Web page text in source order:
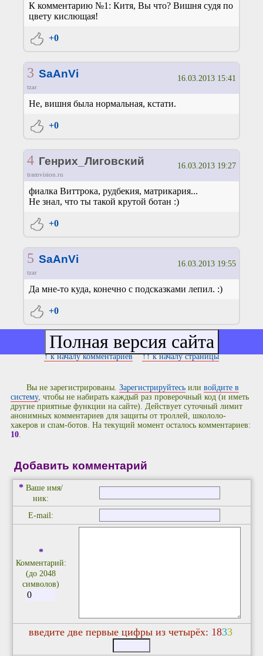
К комментарию №1: Китя, Вы что? Вишня судя по
цвету кислющая!
+0
3 SaAnVi
tzar
16.03.2013 15:41
Не, вишня была нормальная, кстати.
+0
4 Генрих_Лиговский
tramvision.ru
16.03.2013 19:27
фиалка Виттрока, рудбекия, матрикария...
Не знал, что ты такой крутой ботан :)
+0
5 SaAnVi
tzar
16.03.2013 19:55
Да мне-то куда, конечно с подсказками лепил. :)
+0
↑ к началу комментариев ↑↑ к началу страницы
Вы не зарегистрированы.Зарегистрируйтесь иливойдите в
систему, чтобы не набирать каждый раз проверочный код (и иметь
другие приятные функции на сайте). Действует суточный лимит
анонимных комментариев для защиты от троллей, школоло-
хакеров и спам-ботов. На текущий момент осталось комментариев:
10
Добавить комментарий
* Ваше имя/
ник:
E-mail:
*
Комментарий:
(до 2048
символов)
введите две первые цифры из четырёх: 1833